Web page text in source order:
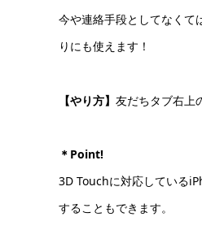
今や連絡手段としてなくて
りにも使えます！
【やり方】 友だちタブ右上
＊Point!
3D Touchに対応している
することもできます。